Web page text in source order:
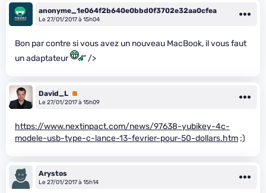
anonyme_1e064f2b640e0bbd0f3702e32aa0cfea
Le 27/01/2017 à 15h04
Bon par contre si vous avez un nouveau MacBook, il vous faut
un adaptateur
" />
David_L Premium
Le 27/01/2017 à 15h09
https://www.nextinpact.com/news/97638-yubikey-4c-
modele-usb-type-c-lance-13-fevrier-pour-50-dollars.htm ;)
Arystos
Le 27/01/2017 à 15h14